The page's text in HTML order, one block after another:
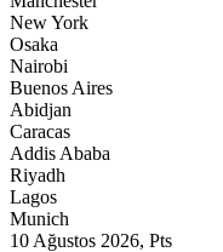
New York
Osaka
Nairobi
Buenos Aires
Abidjan
Caracas
Addis Ababa
Riyadh
Lagos
Munich
10 Ağustos 2026, Pts